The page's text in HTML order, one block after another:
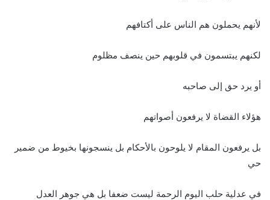
لأنهم يحملون هم الناس على أكتافهم
لكنهم يبتسمون في قلوبهم حين ينصف مظلوم
أو يرد حق إلى صاحبه
هؤلاء القضاة لا يرفعون أصواتهم
بل يرفعون المقام لا يلوحون بالأحكام بل ينسجونها بخيوط من ضمير
حي
في عدلية حلب اليوم الرحمة ليست ضعفا بل هي جوهر العدل